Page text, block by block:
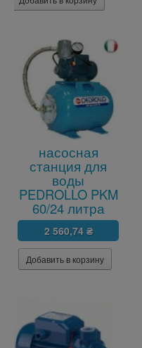
насосная
станция для
воды
PEDROLLO PKM
60/24 литра
2 560,74 ₴